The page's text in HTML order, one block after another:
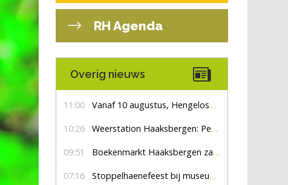
RH Agenda
Overig nieuws
11:00 Vanaf 10 augustus, Hengelosestraat drie weken dicht voor doorgaand verkeer
10:26 Weerstation Haaksbergen: Perioden met zon en droog
09:51 Boekenmarkt Haaksbergen zaterdag 8 augustus, marktplein Haaksbergen
07:16 Stoppelhaenefeest bij museum De Lebbenbrugge